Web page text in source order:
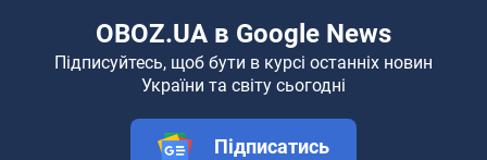
OBOZ.UA в Google News
Підписуйтесь, щоб бути в курсі останніх новин
України та світу сьогодні
Підписатись